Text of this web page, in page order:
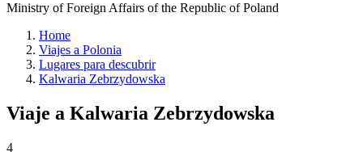
Ministry of Foreign Affairs of the Republic of Poland
Home
Viajes a Polonia
Lugares para descubrir
Kalwaria Zebrzydowska
Viaje a Kalwaria Zebrzydowska
4